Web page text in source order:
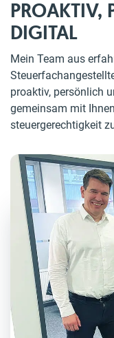
PROAKTIV,
DIGITAL
Mein Team aus
proaktiv, persönlich
gemeinsam mit
steuergerechtigkeit